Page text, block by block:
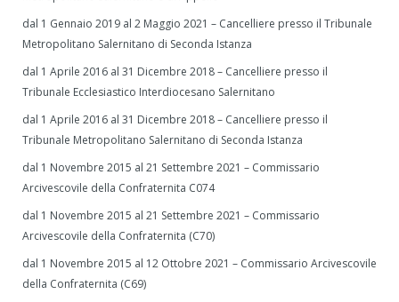
dal 1 Gennaio 2019 al 2 Maggio 2021 – Cancelliere presso il Tribunale
Metropolitano Salernitano di Seconda Istanza
dal 1 Aprile 2016 al 31 Dicembre 2018 – Cancelliere presso il
Tribunale Ecclesiastico Interdiocesano Salernitano
dal 1 Aprile 2016 al 31 Dicembre 2018 – Cancelliere presso il
Tribunale Metropolitano Salernitano di Seconda Istanza
dal 1 Novembre 2015 al 21 Settembre 2021 – Commissario
Arcivescovile della Confraternita C074
dal 1 Novembre 2015 al 21 Settembre 2021 – Commissario
Arcivescovile della Confraternita (C70)
dal 1 Novembre 2015 al 12 Ottobre 2021 – Commissario Arcivescovile
della Confraternita (C69)